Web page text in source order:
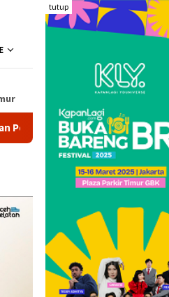
tutup
Usut Pokir Anggota DPRK Aceh